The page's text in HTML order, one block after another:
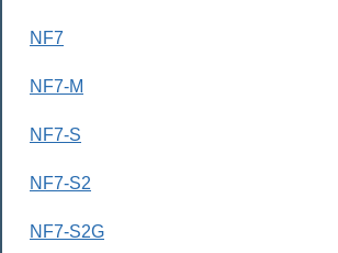
NF7
NF7-M
NF7-S
NF7-S2
NF7-S2G